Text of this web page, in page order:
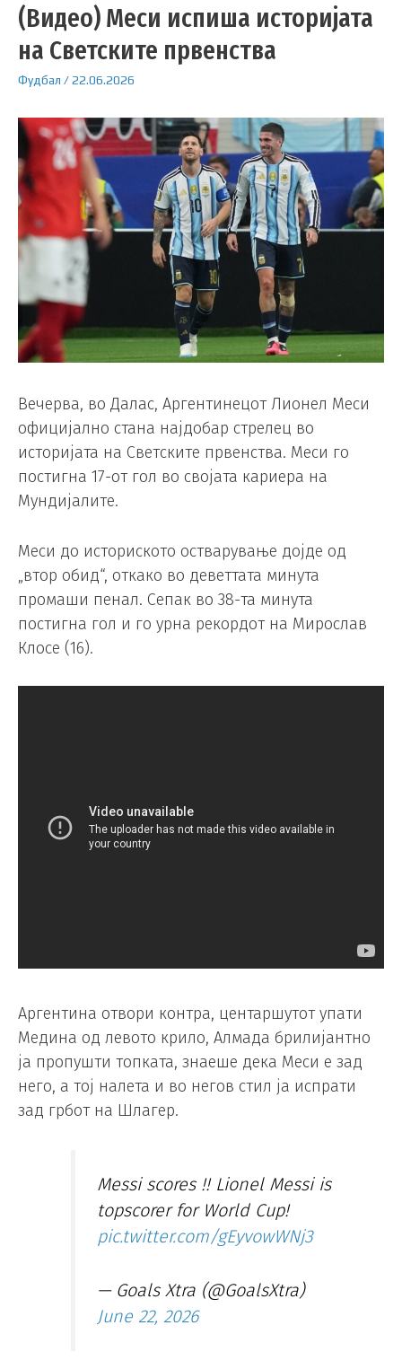
(Видео) Меси испиша историјата
на Светските првенства
Фудбал /22.06.2026
Вечерва, во Далас, Аргентинецот Лионел Меси
официјално стана најдобар стрелец во
историјата на Светските првенства. Меси го
постигна 17-от гол во својата кариера на
Мундијалите.
Меси до историското остварување дојде од
„втор обид“, откако во деветтата минута
промаши пенал. Сепак во 38-та минута
постигна гол и го урна рекордот на Мирослав
Клосе (16).
Аргентина отвори контра, центаршутот упати
Медина од левото крило, Алмада брилијантно
ја пропушти топката, знаеше дека Меси е зад
него, а тој налета и во негов стил ја испрати
зад грбот на Шлагер.
Messi scores !! Lionel Messi is
topscorer for World Cup!
pic.twitter.com/gEyvowWNj3
— Goals Xtra (@GoalsXtra)
June 22, 2026